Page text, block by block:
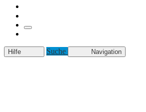
Hilfe Suche Navigation